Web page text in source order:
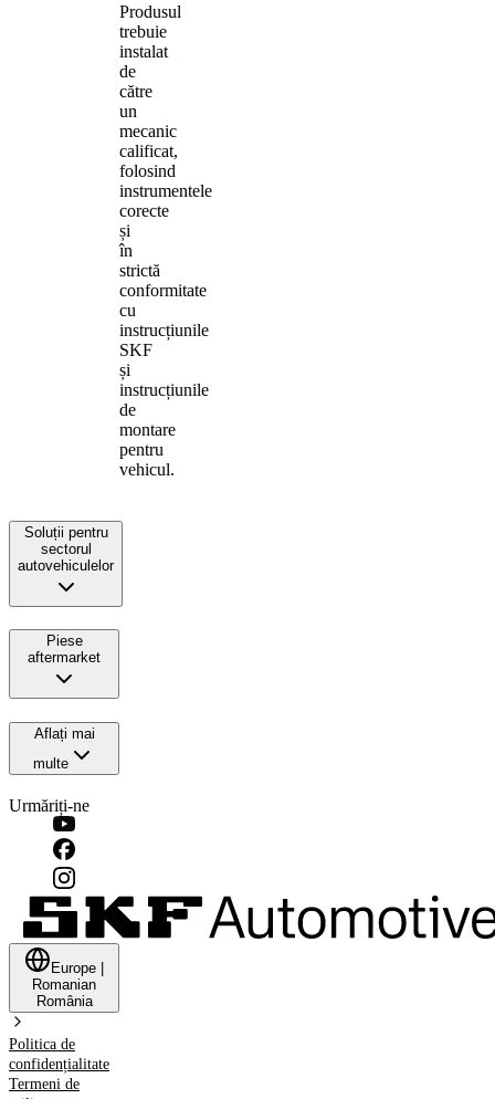
Produsul
trebuie
instalat
de
către
un
mecanic
calificat,
folosind
instrumentele
corecte
și
în
strictă
conformitate
cu
instrucțiunile
SKF
și
instrucțiunile
de
montare
pentru
vehicul.
Soluții pentru
sectorul
autovehiculelor
Piese
aftermarket
Aflați mai
multe
Urmăriți-ne
Europe
Romanian
România
Politica de
confidențialitate
Termeni de